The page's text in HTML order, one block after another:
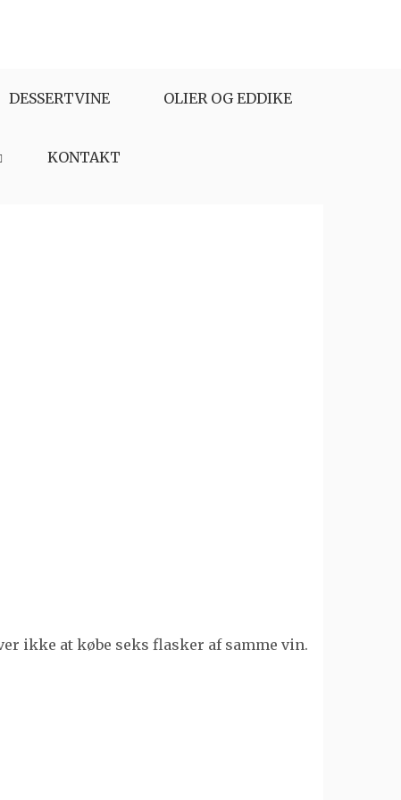
DESSERTVINE OLIER OG EDDIKE
KONTAKT
ikke at købe seks flasker af samme vin.